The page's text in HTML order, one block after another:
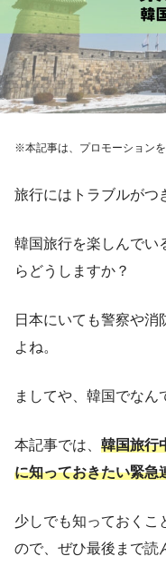
※本記事は、プロモーションを
旅行にはトラブルがつ
韓国旅行を楽しんでい
らどうしますか？
日本にいても警察や消
よね。
ましてや、韓国でなん
本記事では、 韓国旅行
に知っておきたい緊急
少しでも知っておくこ
ので、ぜひ最後まで読